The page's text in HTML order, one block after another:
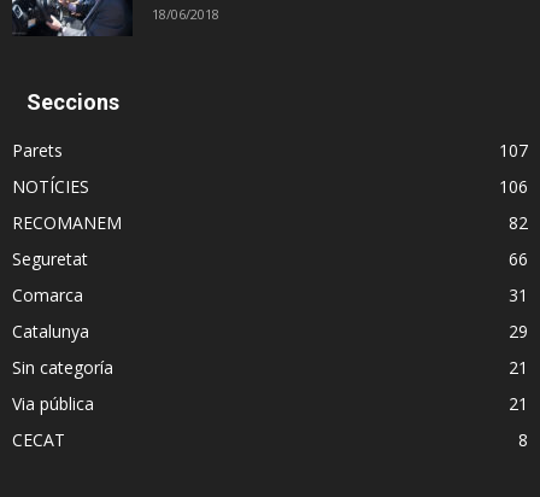
18/06/2018
Seccions
Parets
107
NOTÍCIES
106
RECOMANEM
82
Seguretat
66
Comarca
31
Catalunya
29
Sin categoría
21
Via pública
21
CECAT
8